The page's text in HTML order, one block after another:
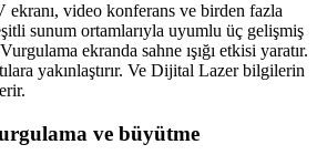
video konferans ve birden fazla
sunum ortamlarıyla uyumlu üç gelişmiş
ekranda sahne ışığı etkisi yaratır.
yakınlaştırır. Ve Dijital Lazer bilgilerin
ve büyütme